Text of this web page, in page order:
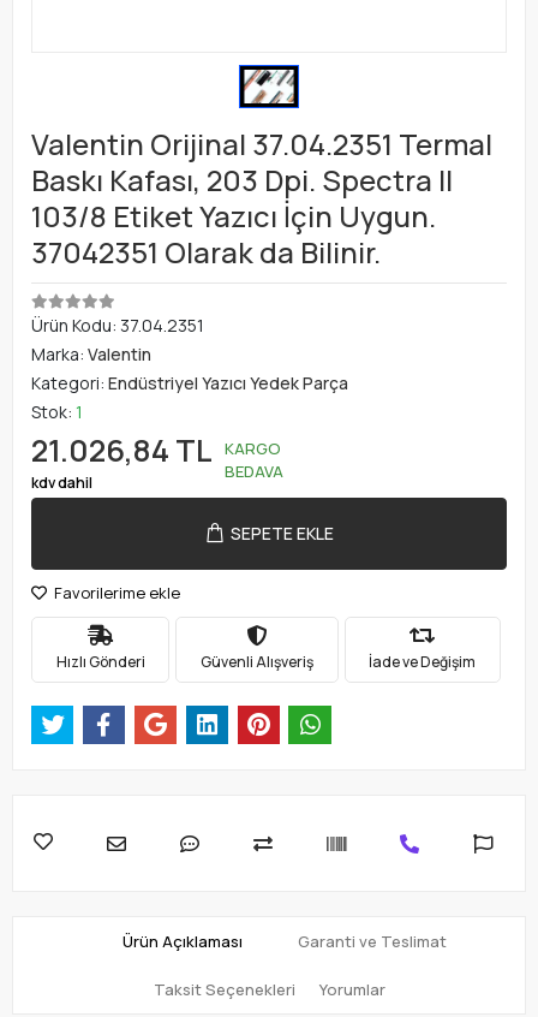
Valentin Orijinal 37.04.2351 Termal
Baskı Kafası, 203 Dpi. Spectra II
103/8 Etiket Yazıcı İçin Uygun.
37042351 Olarak da Bilinir.
Ürün Kodu: 37.04.2351
Marka: Valentin
Kategori: Endüstriyel Yazıcı Yedek Parça
Stok: 1
21.026,84 TL
kdv dahil
KARGO
BEDAVA
SEPETE EKLE
Favorilerime ekle
Hızlı Gönderi Güvenli Alışveriş İade ve Değişim
Ürün Açıklaması Garanti ve Teslimat
Taksit Seçenekleri Yorumlar